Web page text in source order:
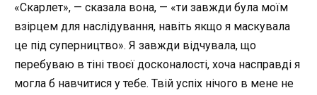
«Скарлет», — сказала вона, — «ти завжди була моїм
взірцем для наслідування, навіть якщо я маскувала
це під суперництво». Я завжди відчувала, що
перебуваю в тіні твоєї досконалості, хоча насправді я
могла б навчитися у тебе. Твій успіх нічого в мене не